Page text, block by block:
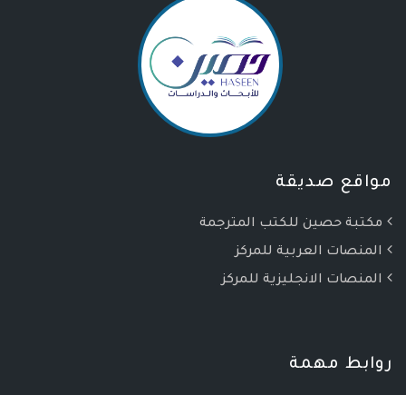
مواقع صديقة
مكتبة حصين للكتب المترجمة
المنصات العربية للمركز
المنصات الانجليزية للمركز
روابط مهمة